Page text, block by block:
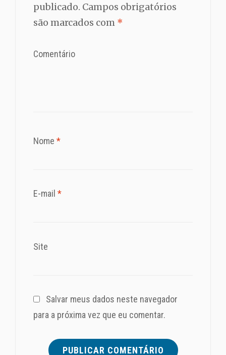
publicado. Campos obrigatórios
são marcados com *
Comentário
Nome *
E-mail *
Site
Salvar meus dados neste navegador
para a próxima vez que eu comentar.